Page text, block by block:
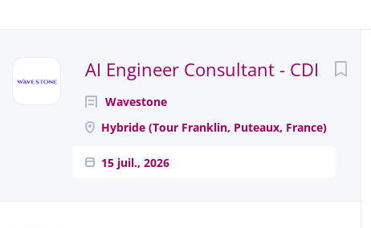
AI Engineer Consultant - CDI
Wavestone
Hybride (Tour Franklin, Puteaux, France)
15 juil., 2026